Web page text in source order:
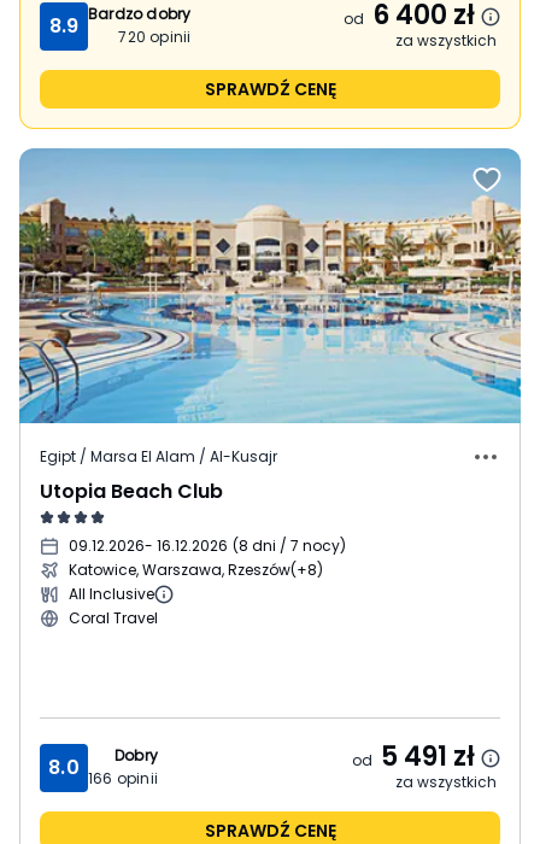
8.9 Bardzo dobry
720 opinii
od 6 400 zł
za wszystkich
SPRAWDŹ CENĘ
Egipt / Marsa El Alam / Al-Kusajr
Utopia Beach Club
09.12.2026- 16.12.2026 (8 dni / 7 nocy)
Katowice, Warszawa, Rzeszów(+8)
All Inclusive
Coral Travel
8.0
Dobry
166 opinii
od 5 491 zł
za wszystkich
SPRAWDŹ CENĘ